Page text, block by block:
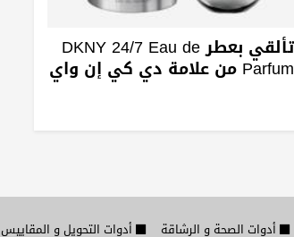
تألقي بعطر DKNY 24/7 Eau de
Parfum من علامة دي كي إن واي
أدوات الصحة و الرشاقة أدوات التحويل و المقاييس